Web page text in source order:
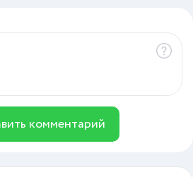
комментарий